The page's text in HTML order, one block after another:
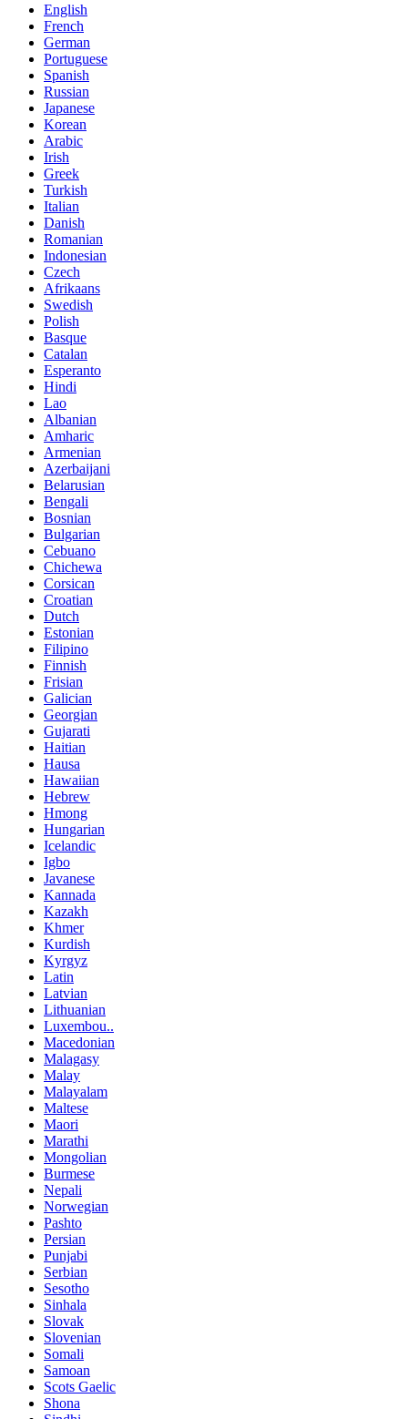
English
French
German
Portuguese
Spanish
Russian
Japanese
Korean
Arabic
Irish
Greek
Turkish
Italian
Danish
Romanian
Indonesian
Czech
Afrikaans
Swedish
Polish
Basque
Catalan
Esperanto
Hindi
Lao
Albanian
Amharic
Armenian
Azerbaijani
Belarusian
Bengali
Bosnian
Bulgarian
Cebuano
Chichewa
Corsican
Croatian
Dutch
Estonian
Filipino
Finnish
Frisian
Galician
Georgian
Gujarati
Haitian
Hausa
Hawaiian
Hebrew
Hmong
Hungarian
Icelandic
Igbo
Javanese
Kannada
Kazakh
Khmer
Kurdish
Kyrgyz
Latin
Latvian
Lithuanian
Luxembou..
Macedonian
Malagasy
Malay
Malayalam
Maltese
Maori
Marathi
Mongolian
Burmese
Nepali
Norwegian
Pashto
Persian
Punjabi
Serbian
Sesotho
Sinhala
Slovak
Slovenian
Somali
Samoan
Scots Gaelic
Shona